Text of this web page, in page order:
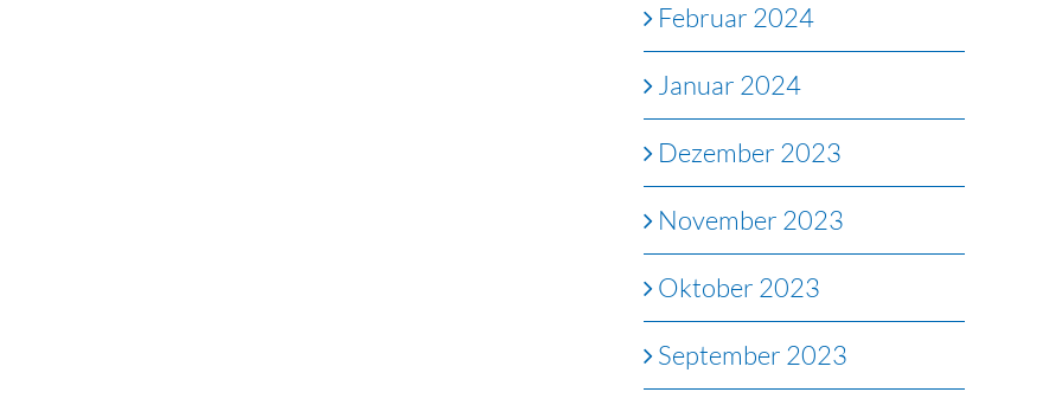
Februar 2024
Januar 2024
Dezember 2023
November 2023
Oktober 2023
September 2023